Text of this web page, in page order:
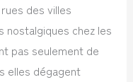
des villes
nostalgiques chez les
pas seulement de
elles dégagent